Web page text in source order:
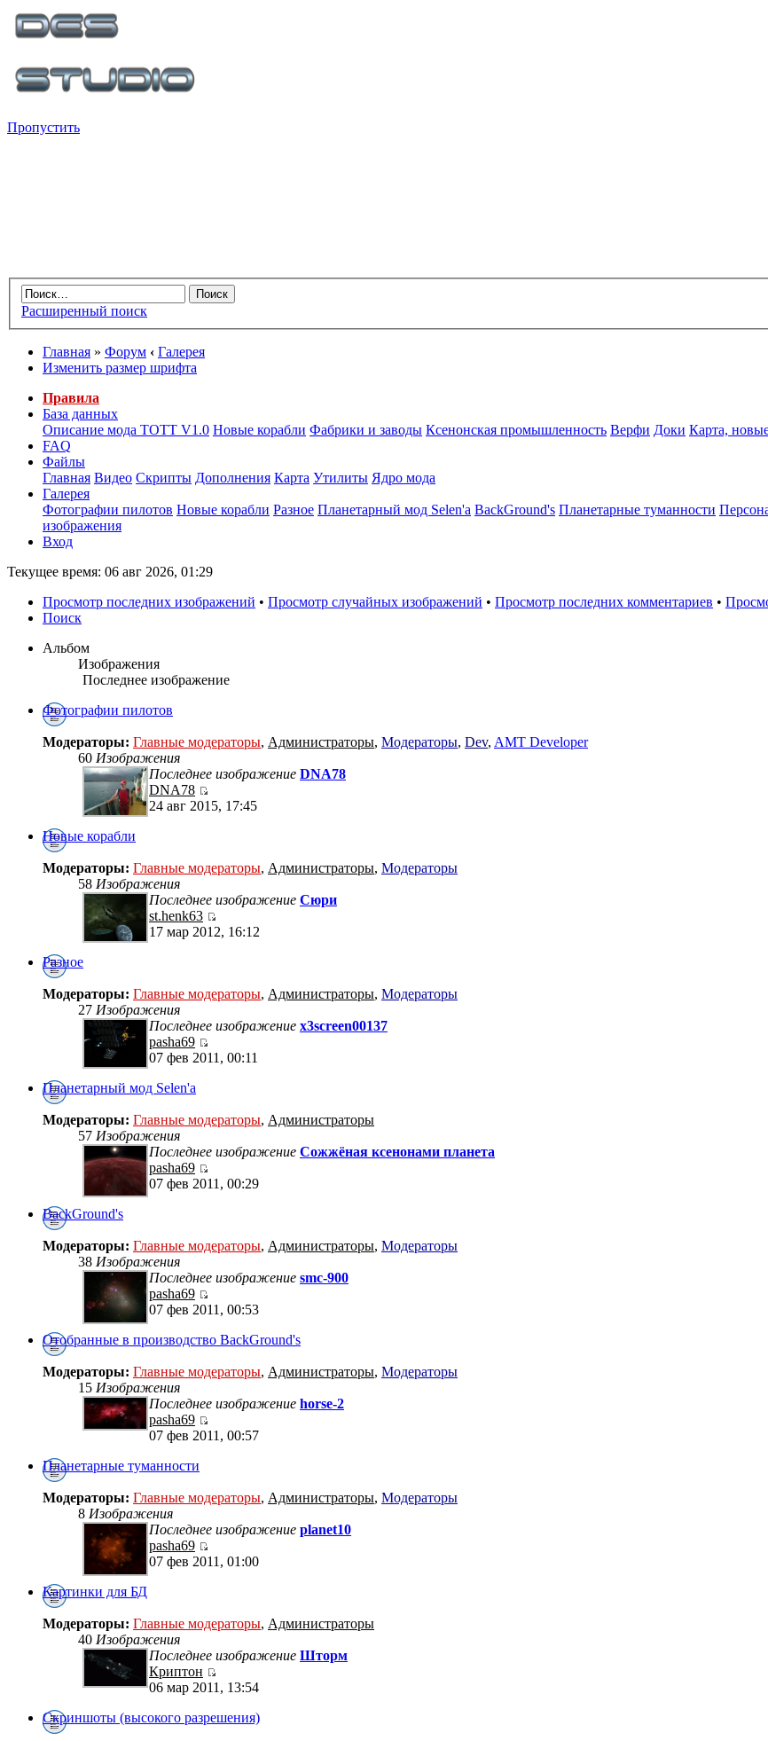
Пропустить
Расширенный поиск
Главная » Форум ‹ Галерея
Изменить размер шрифта
Правила
База данных
Описание мода ТОТТ V1.0 Новые корабли Фабрики и заводы Ксенонская промышленность Верфи Доки Карта,
FAQ
Файлы
Главная Видео Скрипты Дополнения Карта Утилиты Ядро мода
Галерея
Фотографии пилотов Новые корабли Разное Планетарный мод Selen'a BackGround's Планетарные туманности
изображения
Вход
Текущее время: 06 авг 2026, 01:29
Просмотр последних изображений • Просмотр случайных изображений • Просмотр последних комментариев •
Поиск
Альбом
Изображения
Последнее изображение
Фотографии пилотов
Модераторы: Главные модераторы, Администраторы, Модераторы, Dev, AMT Developer
60 Изображения
Последнее изображение DNA78
DNA78
24 авг 2015, 17:45
Новые корабли
Модераторы: Главные модераторы, Администраторы, Модераторы
58 Изображения
Последнее изображение Сюри
st.henk63
17 мар 2012, 16:12
Разное
Модераторы: Главные модераторы, Администраторы, Модераторы
27 Изображения
Последнее изображение x3screen00137
pasha69
07 фев 2011, 00:11
Планетарный мод Selen'a
Модераторы: Главные модераторы, Администраторы
57 Изображения
Последнее изображение Сожжёная ксенонами планета
pasha69
07 фев 2011, 00:29
BackGround's
Модераторы: Главные модераторы, Администраторы, Модераторы
38 Изображения
Последнее изображение smc-900
pasha69
07 фев 2011, 00:53
Отобранные в производство BackGround's
Модераторы: Главные модераторы, Администраторы, Модераторы
15 Изображения
Последнее изображение horse-2
pasha69
07 фев 2011, 00:57
Планетарные туманности
Модераторы: Главные модераторы, Администраторы, Модераторы
8 Изображения
Последнее изображение planet10
pasha69
07 фев 2011, 01:00
Картинки для БД
Модераторы: Главные модераторы, Администраторы
40 Изображения
Последнее изображение Шторм
Криптон
06 мар 2011, 13:54
Скриншоты (высокого разрешения)